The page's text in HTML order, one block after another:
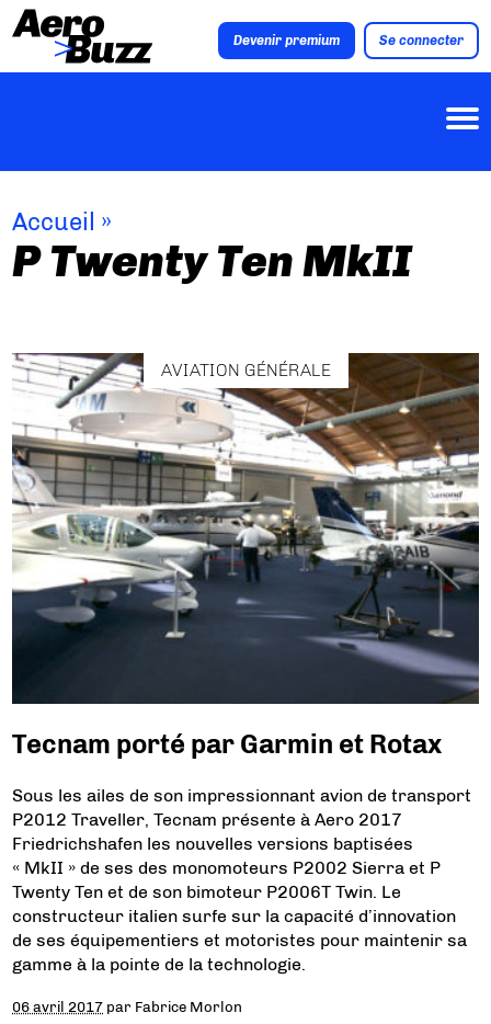
Devenir premium Se connecter
Accueil »
P Twenty Ten MkII
AVIATION GÉNÉRALE
Tecnam porté par Garmin et Rotax
Sous les ailes de son impressionnant avion de transport
P2012 Traveller, Tecnam présente à Aero 2017
Friedrichshafen les nouvelles versions baptisées
« MkII » de ses des monomoteurs P2002 Sierra et P
Twenty Ten et de son bimoteur P2006T Twin. Le
constructeur italien surfe sur la capacité d’innovation
de ses équipementiers et motoristes pour maintenir sa
gamme à la pointe de la technologie.
06 avril 2017 par Fabrice Morlon